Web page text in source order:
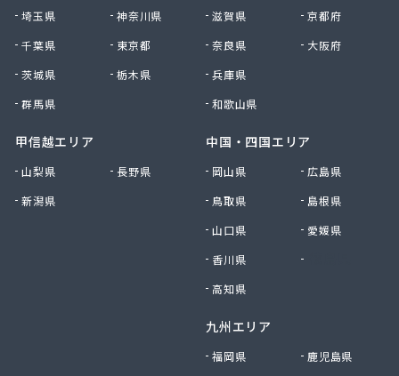
備後ガス販売株式会社
府中米穀プロパンセンター 本部
平田商店
有限会社オートガスユニオン
有限会社ゴヨーガス
有限会社ニシモトヤ
有限会社吉本ガス産業 本社・ガス部
埼玉県
神奈川県
千葉県
東京都
茨城県
栃木県
群馬県
甲信越エリア
山梨県
長野県
新潟県
滋賀県
京都府
奈良県
大阪府
兵庫県
和歌山県
中国・四国エリア
岡山県
広島県
鳥取県
島根県
山口県
愛媛県
香川県
高知県
九州エリア
福岡県
鹿児島県